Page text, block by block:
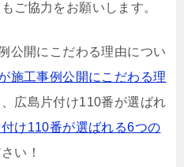
ご協力をお願いします。
公開にこだわる理由につい
施工事例公開にこだわる理
広島片付け110番が選ばれ
付け110番が選ばれる6つの
い！